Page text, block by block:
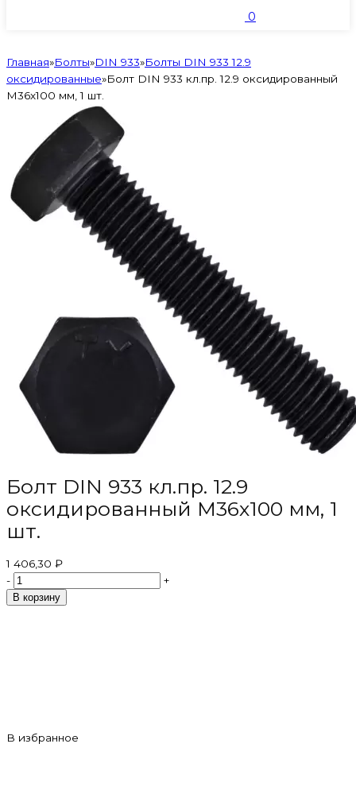
0
Главная»Болты»DIN 933»Болты DIN 933 12.9
оксидированные»Болт DIN 933 кл.пр. 12.9 оксидированный
M36х100 мм, 1 шт.
Болт DIN 933 кл.пр. 12.9
оксидированный M36х100 мм, 1
шт.
1 406,30 ₽
-
+
В корзину
В избранное